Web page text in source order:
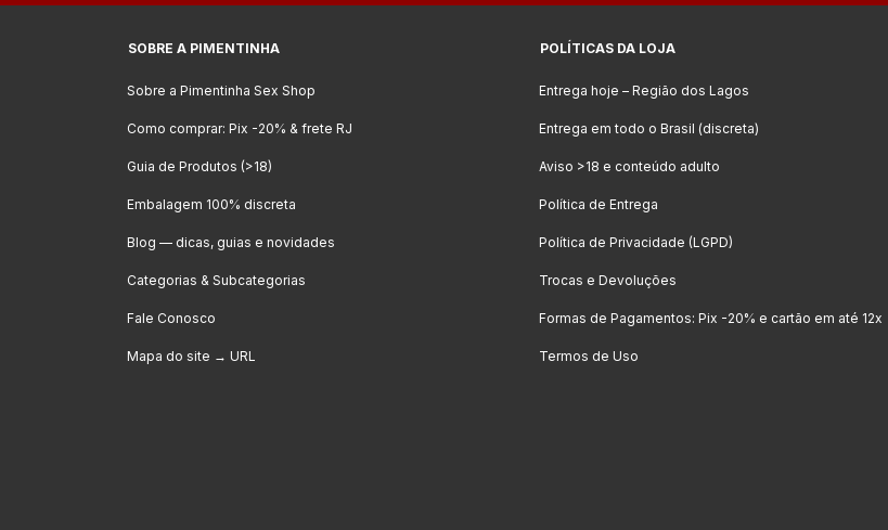
SOBRE A PIMENTINHA
Sobre a Pimentinha Sex Shop
Como comprar: Pix -20% & frete RJ
Guia de Produtos (>18)
Embalagem 100% discreta
Blog — dicas, guias e novidades
Categorias & Subcategorias
Fale Conosco
Mapa do site → URL
POLÍTICAS DA LOJA
Entrega hoje – Região dos Lagos
Entrega em todo o Brasil (discreta)
Aviso >18 e conteúdo adulto
Política de Entrega
Política de Privacidade (LGPD)
Trocas e Devoluções
Formas de Pagamentos: Pix -20% e cartão em até 12x
Termos de Uso